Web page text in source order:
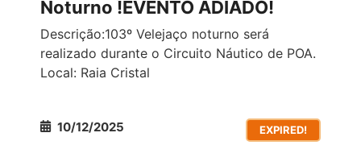
Noturno !EVENTO ADIADO!
Descrição:103º Velejaço noturno será
realizado durante o Circuito Náutico de POA.
Local: Raia Cristal
10/12/2025 EXPIRED!